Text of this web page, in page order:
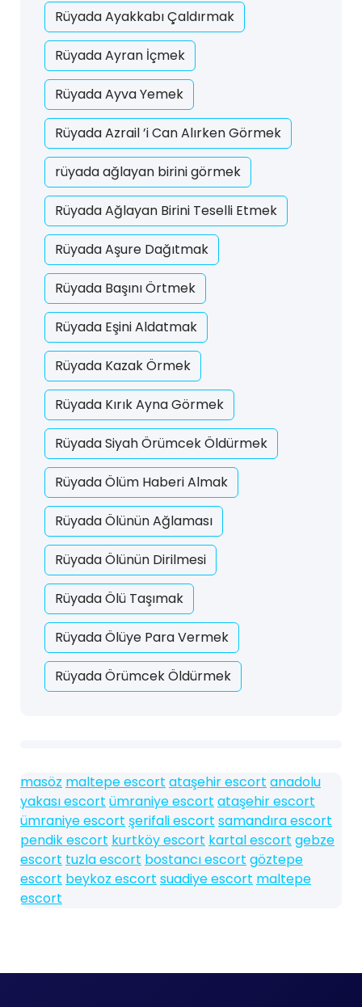
Rüyada Ayakkabı Çaldırmak
Rüyada Ayran İçmek
Rüyada Ayva Yemek
Rüyada Azrail ’i Can Alırken Görmek
rüyada ağlayan birini görmek
Rüyada Ağlayan Birini Teselli Etmek
Rüyada Aşure Dağıtmak
Rüyada Başını Örtmek
Rüyada Eşini Aldatmak
Rüyada Kazak Örmek
Rüyada Kırık Ayna Görmek
Rüyada Siyah Örümcek Öldürmek
Rüyada Ölüm Haberi Almak
Rüyada Ölünün Ağlaması
Rüyada Ölünün Dirilmesi
Rüyada Ölü Taşımak
Rüyada Ölüye Para Vermek
Rüyada Örümcek Öldürmek
masöz maltepe escort ataşehir escort anadolu
yakası escort ümraniye escort ataşehir escort
ümraniye escort şerifali escort samandıra escort
pendik escort kurtköy escort kartal escort gebze
escort tuzla escort bostancı escort göztepe
escort beykoz escort suadiye escort maltepe
escort